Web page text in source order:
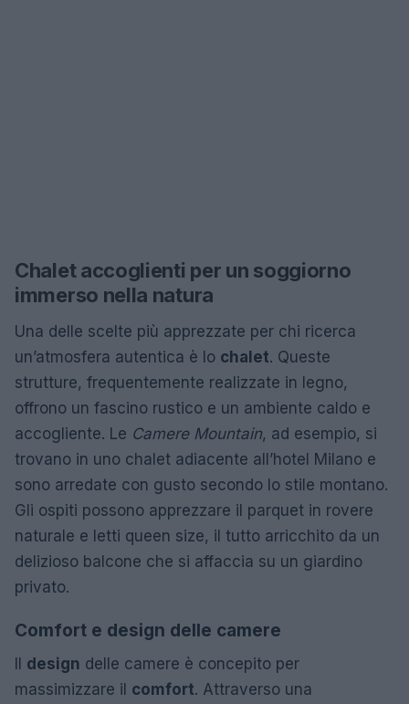
Chalet accoglienti per un soggiorno
immerso nella natura
Una delle scelte più apprezzate per chi ricerca
un’atmosfera autentica è lo chalet. Queste
strutture, frequentemente realizzate in legno,
offrono un fascino rustico e un ambiente caldo e
accogliente. Le Camere Mountain, ad esempio, si
trovano in uno chalet adiacente all’hotel Milano e
sono arredate con gusto secondo lo stile montano.
Gli ospiti possono apprezzare il parquet in rovere
naturale e letti queen size, il tutto arricchito da un
delizioso balcone che si affaccia su un giardino
privato.
Comfort e design delle camere
Il design delle camere è concepito per
massimizzare il comfort. Attraverso una